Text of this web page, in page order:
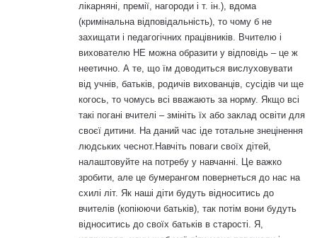
лікарняні, премії, нагороди і т. ін.), вдома
(кримінальна відповідальність), то чому б не
захищати і педагогічних працівників. Вчителю і
вихователю НЕ можна образити у відповідь – це ж
неетично. А те, що їм доводиться вислуховувати
від учнів, батьків, родичів вихованців, сусідів чи ще
когось, то чомусь всі вважають за норму. Якщо всі
такі погані вчителі – змініть їх або заклад освіти для
своєї дитини. На даний час іде тотальне знецінення
людських чеснот.Навчіть поваги своїх дітей,
налаштовуйте на потребу у навчанні. Це важко
зробити, але це бумерангом повернеться до нас на
схилі літ. Як наші діти будуть відноситись до
вчителів (копіюючи батьків), так потім вони будуть
відноситись до своїх батьків в старості. Я,